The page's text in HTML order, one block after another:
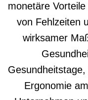
monetäre
von Fehlzeiten
wirksamer
Ergonomie